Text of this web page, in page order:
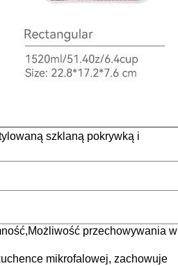
szklaną pokrywką i
Możliwość przechowywania w
mikrofalowej, zachowuje